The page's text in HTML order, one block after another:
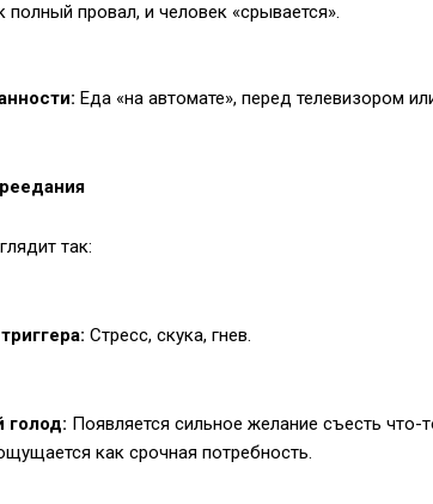
полный провал, и человек «срывается».
Еда «на автомате», перед телевизором
так:
Стресс, скука, гнев.
голод: Появляется сильное желание съесть
как срочная потребность.